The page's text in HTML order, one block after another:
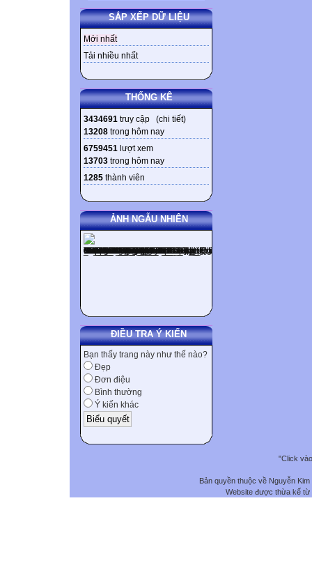
SẮP XẾP DỮ LIỆU
Mới nhất
Tải nhiều nhất
THỐNG KÊ
3434691 truy cập (chi tiết)
13208 trong hôm nay
6759451 lượt xem
13703 trong hôm nay
1285 thành viên
ẢNH NGẪU NHIÊN
ĐIỀU TRA Ý KIẾN
Bạn thấy trang này như thế nào?
Đẹp
Đơn điệu
Bình thường
Ý kiến khác
"Click
Bản quyền thuộc về Nguyễn
Website được thừa kế từ